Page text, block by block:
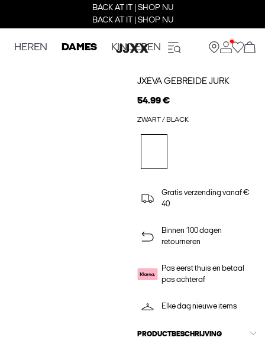
BACK AT IT | SHOP NU
BACK AT IT | SHOP NU
HEREN DAMES KINDEREN
JXEVA GEBREIDE JURK
54.99 €
ZWART / BLACK
Gratis verzending vanaf €
40
Binnen 100 dagen
retourneren
Pas eerst thuis en betaal
pas achteraf
Elke dag nieuwe items
PRODUCTBESCHRIJVING